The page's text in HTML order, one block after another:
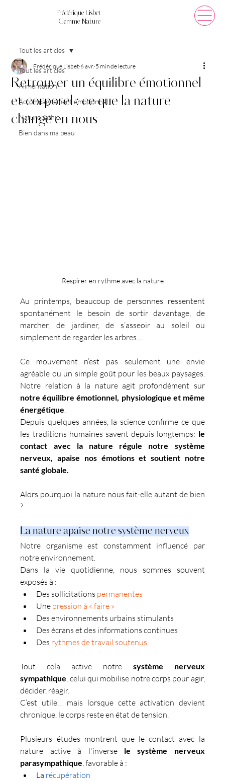
Frédérique Lisbet
Gemme Nature
Tout les articles
Alimentation
Accompagnement émotionnel
Naturopathie
Bien dans ma peau
Tout les articles
Retrouver un équilibre émotionnel
et corporel : ce que la nature
change en nous
Frédérique Lisbet 6 avr. 5 min de lecture
Respirer en rythme avec la nature
Au printemps, beaucoup de personnes ressentent
spontanément le besoin de sortir davantage, de
marcher, de jardiner, de s’asseoir au soleil ou
simplement de regarder les arbres...
Ce mouvement n’est pas seulement une envie
agréable ou un simple goût pour les beaux paysages.
Notre relation à la nature agit profondément sur
notre équilibre émotionnel, physiologique et même
énergétique
Depuis quelques années, la science confirme ce que
les traditions humaines savent depuis longtemps: le
contact avec la nature régule notre système
nerveux, apaise nos émotions et soutient notre
santé globale.
Alors pourquoi la nature nous fait-elle autant de bien
?
La nature apaise notre système nerveux
Notre organisme est constamment influencé par
notre environnement.
Dans la vie quotidienne, nous sommes souvent
exposés à :
Des sollicitations permanentes
Une pression à « faire »
Des environnements urbains stimulants
Des écrans et des informations continues
Des rythmes de travail soutenus
Tout cela active notre système nerveux
sympathique , celui qui mobilise notre corps pour agir,
décider, réagir.
C’est utile… mais lorsque cette activation devient
chronique, le corps reste en état de tension.
Plusieurs études montrent que le contact avec la
nature active à l'inverse le système nerveux
parasympathique , favorable à :
La récupération